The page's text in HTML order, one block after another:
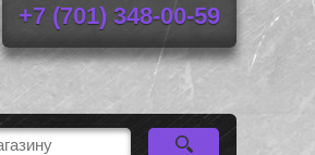
+7 (701) 348-00-59